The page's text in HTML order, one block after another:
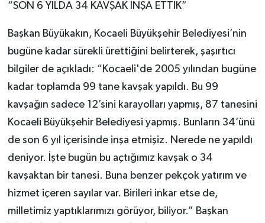
“SON 6 YILDA 34 KAVŞAK İNŞA ETTİK”
Başkan Büyükakın, Kocaeli Büyükşehir Belediyesi’nin
bugüne kadar sürekli ürettiğini belirterek, şaşırtıcı
bilgiler de açıkladı: “Kocaeli'de 2005 yılından bugüne
kadar toplamda 99 tane kavşak yapıldı. Bu 99
kavşağın sadece 12’sini karayolları yapmış, 87 tanesini
Kocaeli Büyükşehir Belediyesi yapmış. Bunların 34’ünü
de son 6 yıl içerisinde inşa etmişiz. Nerede ne yapıldı
deniyor. İşte bugün bu açtığımız kavşak o 34
kavşaktan bir tanesi. Buna benzer pekçok yatırım ve
hizmet içeren sayılar var. Birileri inkar etse de,
milletimiz yaptıklarımızı görüyor, biliyor.” Başkan